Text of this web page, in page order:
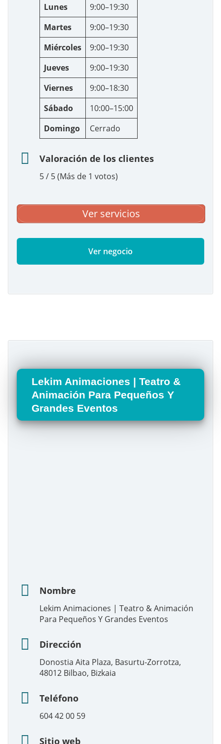
Lunes
9:00–19:30
Martes
9:00–19:30
Miércoles
9:00–19:30
Jueves
9:00–19:30
Viernes
9:00–18:30
Sábado
10:00–15:00
Domingo
Cerrado
Valoración de los clientes
5 / 5 (Más de 1 votos)
Ver servicios
Ver negocio
Lekim Animaciones | Teatro &
Animación Para Pequeños Y
Grandes Eventos
Nombre
Lekim Animaciones | Teatro & Animación
Para Pequeños Y Grandes Eventos
Dirección
Donostia Aita Plaza, Basurtu-Zorrotza,
48012 Bilbao, Bizkaia
Teléfono
604 42 00 59
Sitio web